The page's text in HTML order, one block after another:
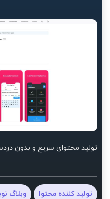
تولید محتوای سریع و بدون
تولید کننده محتوا وبلاگ